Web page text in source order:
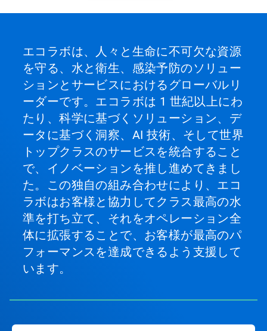
エコラボは、人々と生命に不可欠な資源
を守る、水と衛生、感染予防のソリュー
ションとサービスにおけるグローバルリ
ーダーです。エコラボは 1 世紀以上にわ
たり、科学に基づくソリューション、デ
ータに基づく洞察、AI 技術、そして世界
トップクラスのサービスを統合すること
で、イノベーションを推し進めてきまし
た。この独自の組み合わせにより、エコ
ラボはお客様と協力してクラス最高の水
準を打ち立て、それをオペレーション全
体に拡張することで、お客様が最高のパ
フォーマンスを達成できるよう支援して
います。